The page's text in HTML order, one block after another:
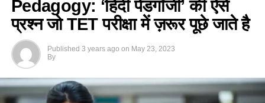
Pedagogy: ‘हिंदी पेडगॉजी’ की ऐसे
प्रश्न जो TET परीक्षा में ज़रूर पूछे जाते है
Published 3 years ago on May 23, 2023
By